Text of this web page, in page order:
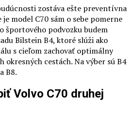
zostáva ešte preventívna
model C70 sám o sebe pomerne
športového podvozku budem
Bilstein B4, ktoré slúži ako
s cieľom zachovať optimálny
cestách. Na výber sú B4
B8.
Volvo C70 druhej